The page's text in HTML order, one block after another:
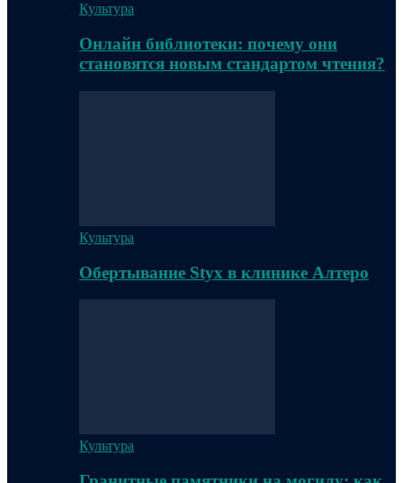
Культура
Онлайн библиотеки: почему они
становятся новым стандартом чтения?
Культура
Обертывание Styx в клинике Алтеро
Культура